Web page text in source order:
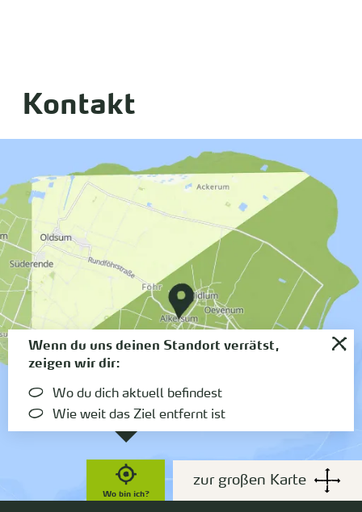
Kontakt
Wo bin ich?
Wenn du uns deinen Standort verrätst,
zeigen wir dir:
Wo du dich aktuell befindest
Wie weit das Ziel entfernt ist
zur großen Karte